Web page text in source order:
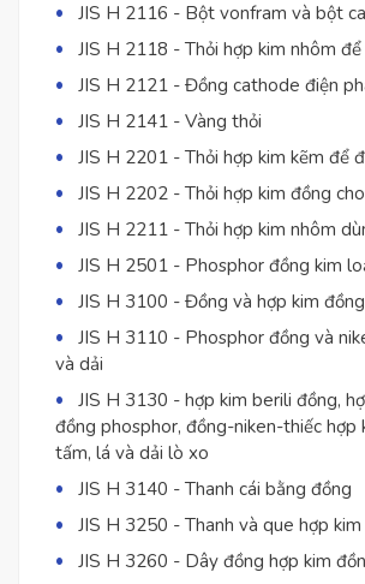
JIS H 2116 - Bột vonfram và bột
JIS H 2118 - Thỏi hợp kim nhôm để
JIS H 2121 - Đồng cathode điện
JIS H 2141 - Vàng thỏi
JIS H 2201 - Thỏi hợp kim kẽm để
JIS H 2202 - Thỏi hợp kim đồng
JIS H 2211 - Thỏi hợp kim nhôm
JIS H 2501 - Phosphor đồng kim
JIS H 3100 - Đồng và hợp kim
JIS H 3110 - Phosphor đồng và
và dải
JIS H 3130 - hợp kim berili đồng,
đồng phosphor, đồng-niken-thiếc hợp
tấm, lá và dải lò xo
JIS H 3140 - Thanh cái bằng đồng
JIS H 3250 - Thanh và que hợp
JIS H 3260 - Dây đồng hợp kim